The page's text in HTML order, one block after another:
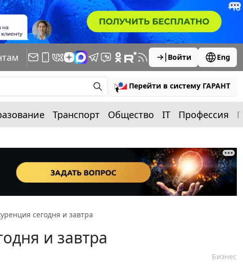
Войти Eng
Перейти в систему ГАРАНТ
Транспорт Общество IT Профессия
сегодня и завтра
и завтра
Бизнес